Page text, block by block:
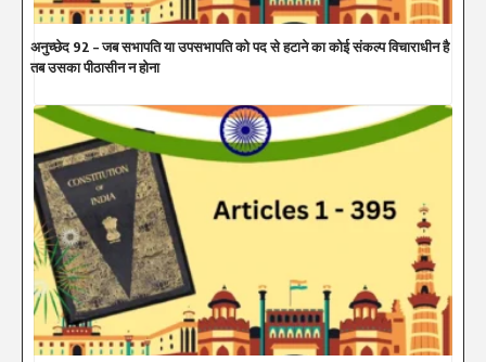
अनुच्छेद 92 – जब सभापति या उपसभापति को पद से हटाने का कोई संकल्प विचाराधीन है
तब उसका पीठासीन न होना